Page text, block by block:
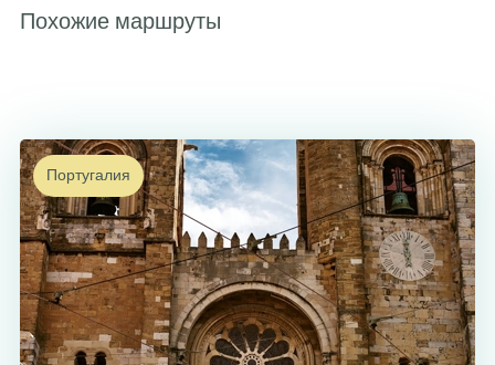
Похожие маршруты
Португалия